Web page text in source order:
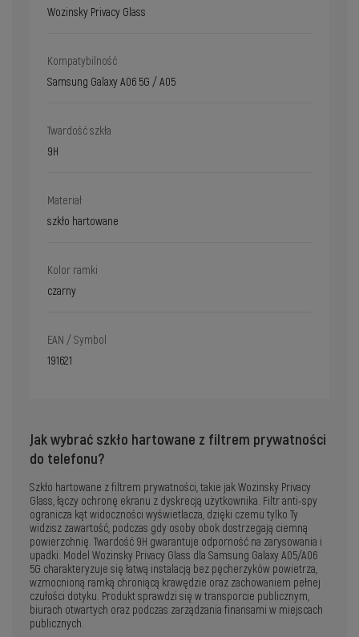
Wozinsky Privacy Glass
Kompatybilność
Samsung Galaxy A06 5G / A05
Twardość szkła
9H
Materiał
szkło hartowane
Kolor ramki
czarny
EAN / Symbol
191621
Jak wybrać szkło hartowane z filtrem prywatności
do telefonu?
Szkło hartowane z filtrem prywatności, takie jak Wozinsky Privacy
Glass, łączy ochronę ekranu z dyskrecją użytkownika. Filtr anti-spy
ogranicza kąt widoczności wyświetlacza, dzięki czemu tylko Ty
widzisz zawartość, podczas gdy osoby obok dostrzegają ciemną
powierzchnię. Twardość 9H gwarantuje odporność na zarysowania i
upadki. Model Wozinsky Privacy Glass dla Samsung Galaxy A05/A06
5G charakteryzuje się łatwą instalacją bez pęcherzyków powietrza,
wzmocnioną ramką chroniącą krawędzie oraz zachowaniem pełnej
czułości dotyku. Produkt sprawdzi się w transporcie publicznym,
biurach otwartych oraz podczas zarządzania finansami w miejscach
publicznych.